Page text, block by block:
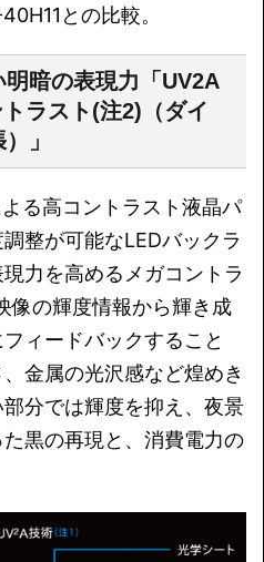
との比較。
暗の表現力「UV2A
ラスト(注2)（ダイ
」
る高コントラスト液晶パ
整が可能なLEDバックラ
力を高めるメガコントラ
像の輝度情報から輝き成
ィードバックすること
金属の光沢感など煌めき
分では輝度を抑え、夜景
黒の再現と、消費電力の